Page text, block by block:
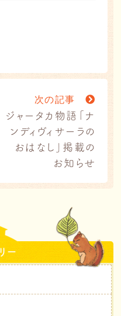
次の記事
ジャータカ物語「ナ
ンディヴィサーラの
おはなし」掲載の
お知らせ
ー